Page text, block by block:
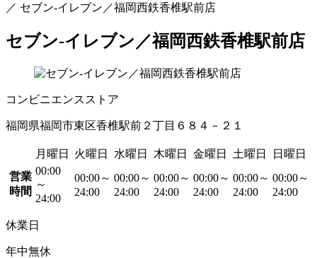
／ セブン‐イレブン／福岡西鉄香椎駅前店
セブン‐イレブン／福岡西鉄香椎駅前店
コンビニエンスストア
福岡県福岡市東区香椎駅前２丁目６８４－２１
月曜日 火曜日 水曜日 木曜日 金曜日 土曜日
日曜日
営業
時間
00:00
～
24:00
00:00～
24:00
00:00～
24:00
00:00～
24:00
00:00～
24:00
00:00～
24:00
00:00～
24:00
休業日
年中無休